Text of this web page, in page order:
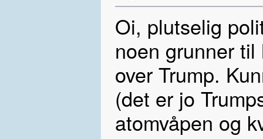
Oi, plutselig
noen grunner
over Trump.
(det er jo
atomvåpen og